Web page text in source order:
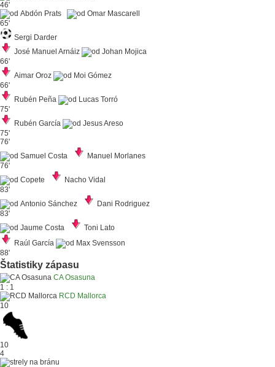
46'
Abdón Prats
Omar Mascarell
65'
Sergi Darder
José Manuel Arnáiz
Johan Mojica
66'
Aimar Oroz
Moi Gómez
66'
Rubén Peña
Lucas Torró
75'
Rubén García
Jesus Areso
75'
76'
Samuel Costa
Manuel Morlanes
76'
Copete
Nacho Vidal
83'
Antonio Sánchez
Dani Rodriguez
83'
Jaume Costa
Toni Lato
Raúl García
Max Svensson
88'
Štatistiky zápasu
CA Osasuna
1 : 1
RCD Mallorca
10
10
4